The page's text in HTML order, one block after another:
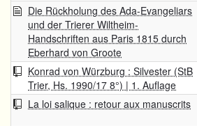
Die Rückholung des Ada-Evangeliars
und der Trierer Wiltheim-
Handschriften aus Paris 1815 durch
Eberhard von Groote
Konrad von Würzburg : Silvester (StB
Trier, Hs. 1990/17 8°) | 1. Auflage
La loi salique : retour aux manuscrits